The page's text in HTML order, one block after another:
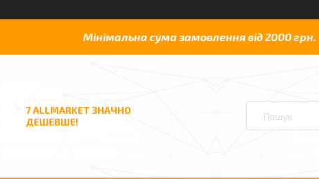
Мінімальна сума замовлення від 2000 грн.
7 ALLMARKET ЗНАЧНО
ДЕШЕВШЕ!